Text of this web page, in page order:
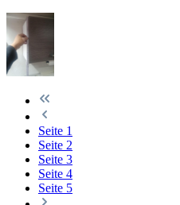
Seite 1
Seite 2
Seite 3
Seite 4
Seite 5